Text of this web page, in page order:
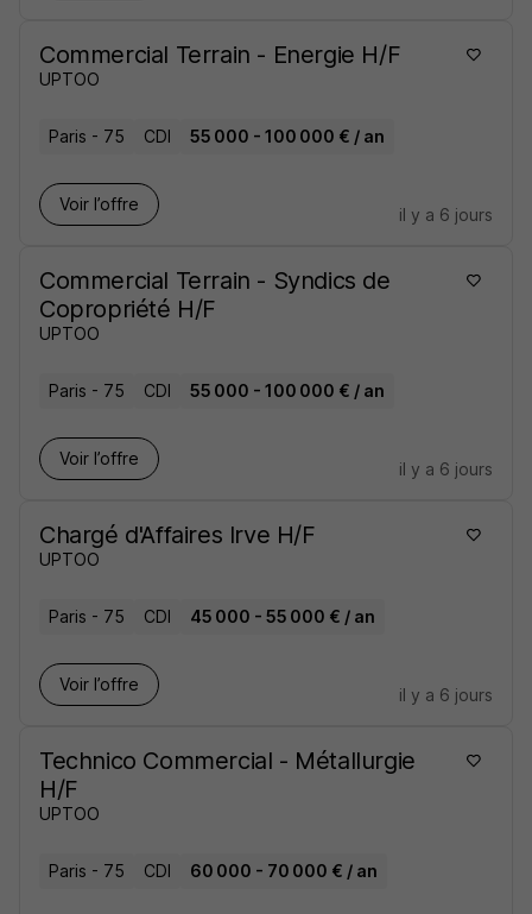
Commercial Terrain - Energie H/F
UPTOO
Paris - 75 CDI 55 000 - 100 000 € / an
Voir l’offre
il y a 6 jours
Commercial Terrain - Syndics de
Copropriété H/F
UPTOO
Paris - 75 CDI 55 000 - 100 000 € / an
Voir l’offre
il y a 6 jours
Chargé d'Affaires Irve H/F
UPTOO
Paris - 75 CDI 45 000 - 55 000 € / an
Voir l’offre
il y a 6 jours
Technico Commercial - Métallurgie
H/F
UPTOO
Paris - 75 CDI 60 000 - 70 000 € / an